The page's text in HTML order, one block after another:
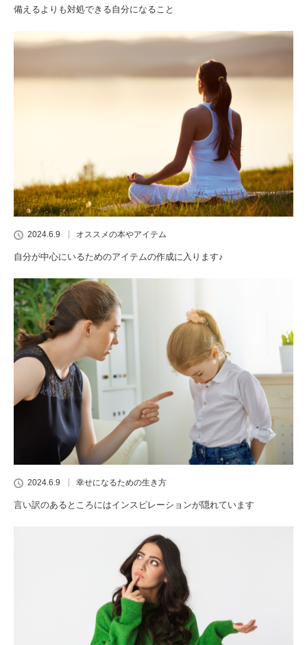
備えるよりも対処できる自分になること
2024.6.9 オススメの本やアイテム
自分が中心にいるためのアイテムの作成に入ります♪
2024.6.9 幸せになるための生き方
言い訳のあるところにはインスピレーションが隠れています